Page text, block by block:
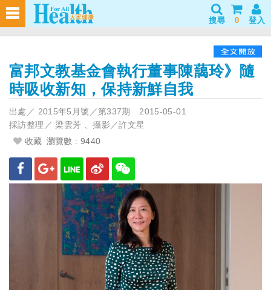
搜尋 0 登入
富邦文教基金會執行董事陳藹玲》隨
時吸收新知，保持新鮮自我
出處／ 2015年5月號／第337期 2015-05-01
採訪整理／ 梁雲芳 、攝影／許文星
收藏 瀏覽數 : 9440